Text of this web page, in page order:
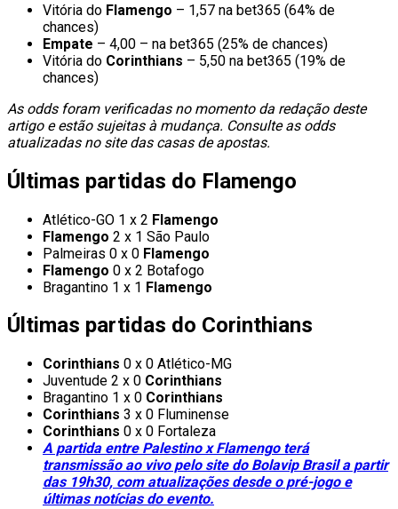
Vitória do Flamengo – 1,57 na bet365 (64% de
chances)
Empate – 4,00 – na bet365 (25% de chances)
Vitória do Corinthians – 5,50 na bet365 (19% de
chances)
As odds foram verificadas no momento da redação deste
artigo e estão sujeitas à mudança. Consulte as odds
atualizadas no site das casas de apostas.
Últimas partidas do Flamengo
Atlético-GO 1 x 2 Flamengo
Flamengo 2 x 1 São Paulo
Palmeiras 0 x 0 Flamengo
Flamengo 0 x 2 Botafogo
Bragantino 1 x 1 Flamengo
Últimas partidas do Corinthians
Corinthians 0 x 0 Atlético-MG
Juventude 2 x 0 Corinthians
Bragantino 1 x 0 Corinthians
Corinthians 3 x 0 Fluminense
Corinthians 0 x 0 Fortaleza
A partida entre Palestino x Flamengo terá
transmissão ao vivo pelo site do Bolavip Brasil a partir
das 19h30, com atualizações desde o pré-jogo e
últimas notícias do evento.